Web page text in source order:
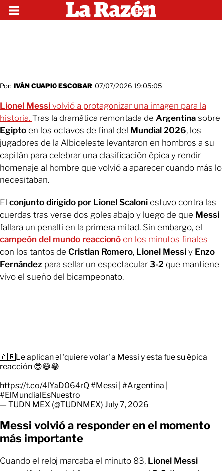
Por: IVÁN CUAPIO ESCOBAR 07/07/2026 19:05:05
Lionel Messi volvió a protagonizar una imagen para la
historia. Tras la dramática remontada de Argentina sobre
Egipto en los octavos de final del Mundial 2026, los
jugadores de la Albiceleste levantaron en hombros a su
capitán para celebrar una clasificación épica y rendir
homenaje al hombre que volvió a aparecer cuando más lo
necesitaban.
El conjunto dirigido por Lionel Scaloni estuvo contra las
cuerdas tras verse dos goles abajo y luego de que Messi
fallara un penalti en la primera mitad. Sin embargo, el
campeón del mundo reaccionó en los minutos finales
con los tantos de Cristian Romero, Lionel Messi y Enzo
Fernández para sellar un espectacular 3-2 que mantiene
vivo el sueño del bicampeonato.
🇦🇷Le aplican el 'quiere volar' a Messi y esta fue su épica
reacción 😎😅😂
https://t.co/4lYaD064rQ#Messi #Argentina
#ElMundialEsNuestro
— TUDN MEX (@TUDNMEX) July 7, 2026
Messi volvió a responder en el momento
más importante
Cuando el reloj marcaba el minuto 83, Lionel Messi